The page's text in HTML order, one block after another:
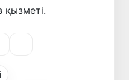
қызметі.